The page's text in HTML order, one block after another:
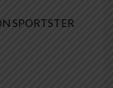
SPORTSTER